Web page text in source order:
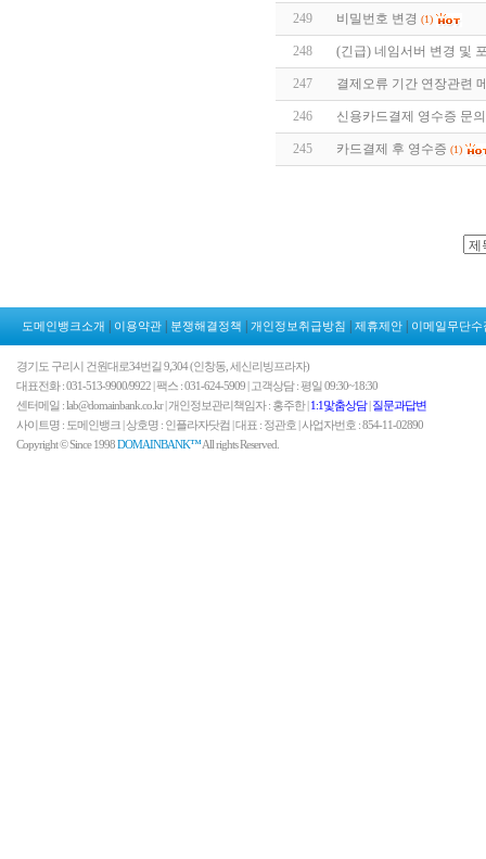
249 비밀번호 변경 (1)
248 (긴급) 네임서버 변경 및
247 결제오류 기간 연장관련
246 신용카드결제 영수증 문의
245 카드결제 후 영수증 (1)
도메인뱅크소개 이용약관 분쟁해결정책 개인정보취급방침 제휴제안 이메일무단수
경기도 구리시 건원대로34번길 9,304 (인창동, 세신리빙프라자)
대표전화 : 031-513-9900/9922 | 팩스 : 031-624-5909 | 고객상담 : 평일 09:30~18:30
센터메일 : lab@domainbank.co.kr | 개인정보관리책임자 : 홍주한 |1:1맟춤상담|질문과답변
사이트명 : 도메인뱅크 | 상호명 : 인플라자닷컴 | 대표 : 정관호 | 사업자번호 : 854-11-02890
Copyright © Since 1998DOMAINBANK™All rights Reserved.